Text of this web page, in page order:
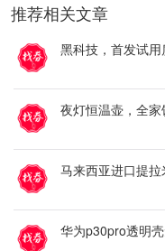
推荐相关文章
黑科技，首发试
夜灯恒温壶，全
马来西亚进口提
华为p30pro透明